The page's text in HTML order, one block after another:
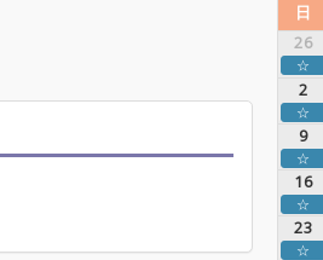
日
26
☆
2
☆
9
☆
16
☆
23
☆